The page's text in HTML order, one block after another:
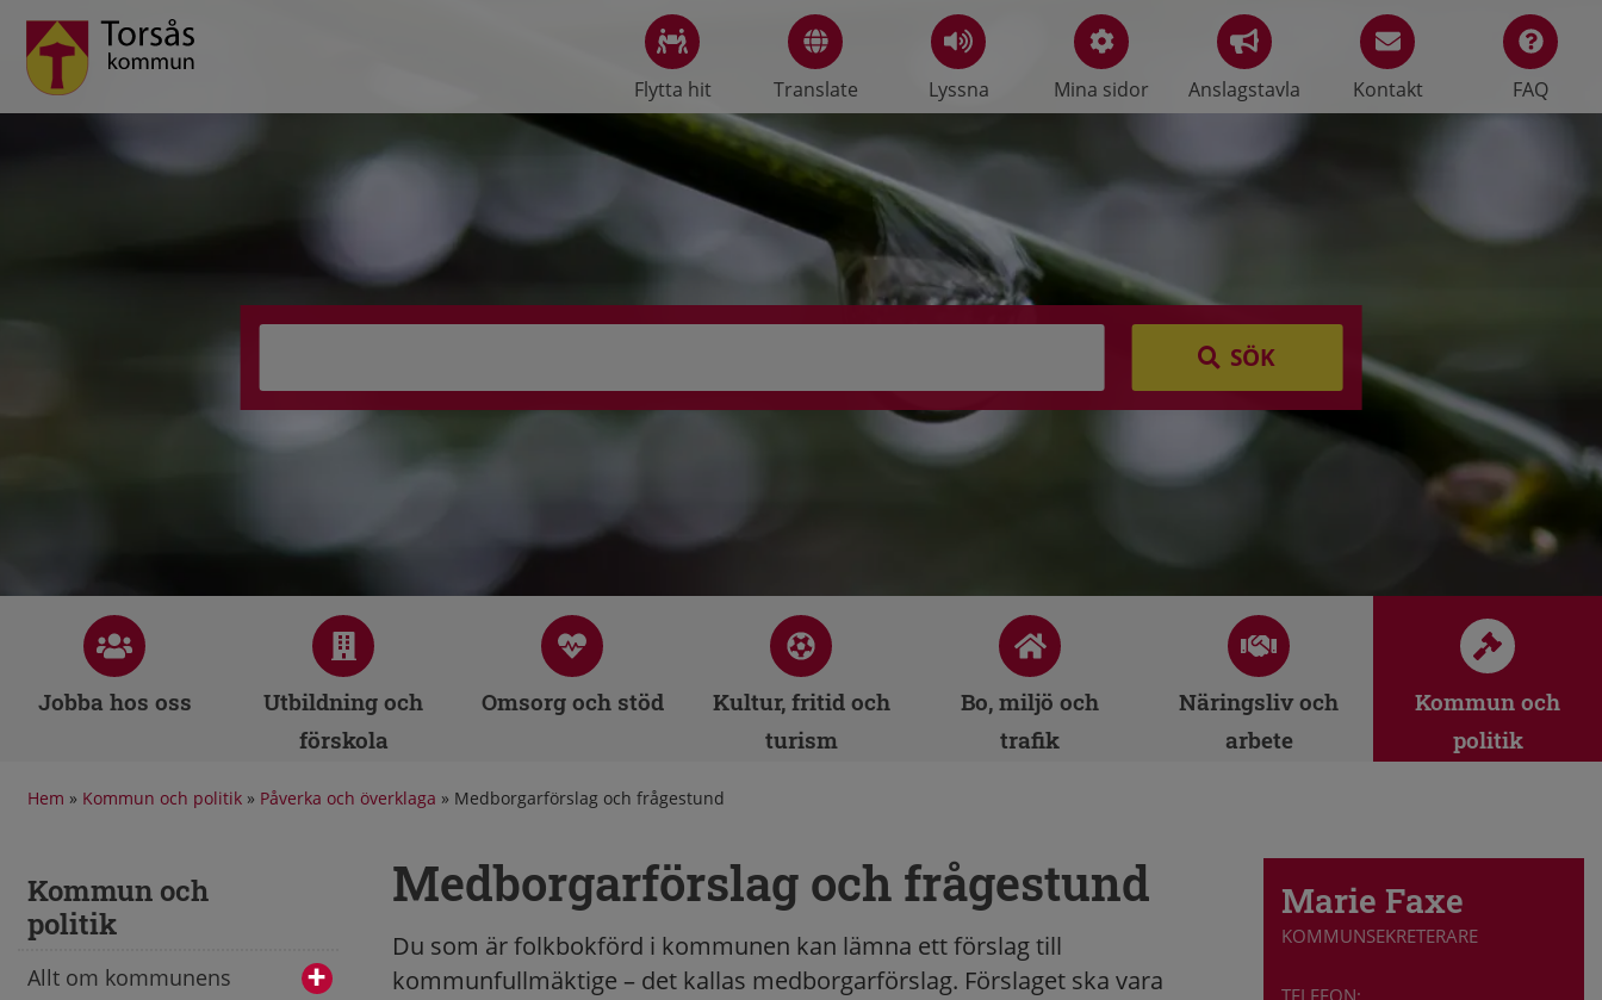
Flytta hit Translate Lyssna Mina sidor Anslagstavla Kontakt FAQ
SÖK
Jobba hos oss
Utbildning och
förskola
Omsorg och stöd
Kultur, fritid och
turism
Bo, miljö och
trafik
Näringsliv och
arbete
Kommun och
politik
Hem » Kommun och politik » Påverka och överklaga » Medborgarförslag och frågestund
Kommun och
politik
Allt om kommunens
Medborgarförslag och frågestund
Du som är folkbokförd i kommunen kan lämna ett förslag till
kommunfullmäktige – det kallas medborgarförslag. Förslaget ska vara
Marie Faxe
KOMMUNSEKRETERARE